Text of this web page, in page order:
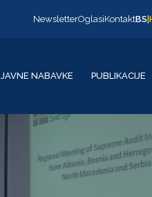
NewsletterOglasiKontaktBS
JAVNE NABAVKE PUBLIKACIJE